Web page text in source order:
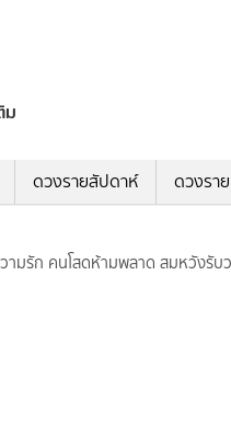
ม
ดวงรายสัปดาห์ ดวงรา
มรัก คนโสดห้ามพลาด สมหวังรับว